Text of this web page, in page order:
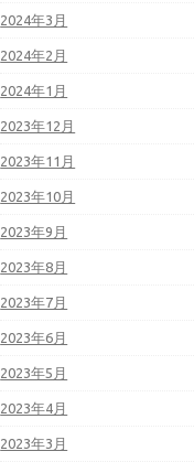
2024年3月
2024年2月
2024年1月
2023年12月
2023年11月
2023年10月
2023年9月
2023年8月
2023年7月
2023年6月
2023年5月
2023年4月
2023年3月